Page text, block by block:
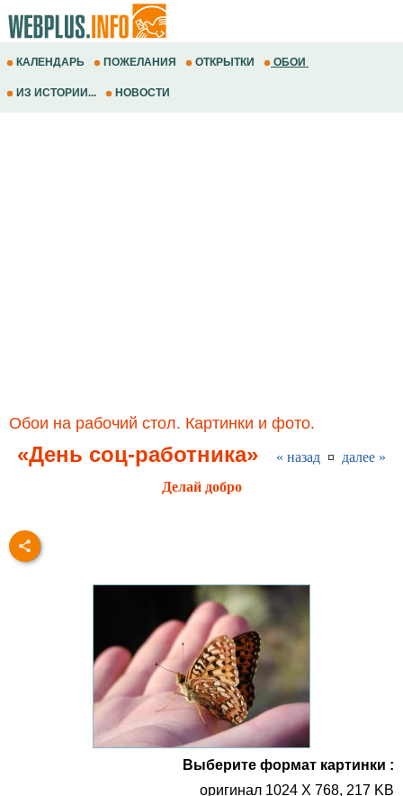
КАЛЕНДАРЬ ПОЖЕЛАНИЯ ОТКРЫТКИ ОБОИ
ИЗ ИСТОРИИ... НОВОСТИ
Обои на рабочий стол. Картинки и фото.
«День соц-работника» « назад ¤ далее »
Делай добро
Выберите формат картинки :
оригинал 1024 X 768, 217 KB